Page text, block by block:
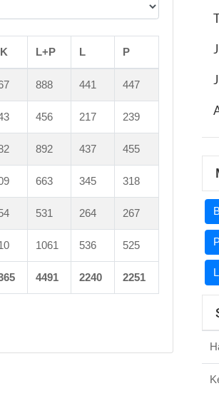
L+P L P
888 441 447
456 217 239
892 437 455
663 345 318
531 264 267
1061 536 525
4491 2240 2251